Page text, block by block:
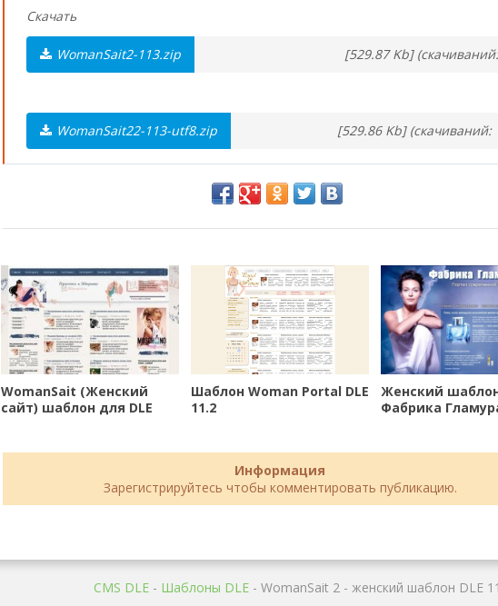
Скачать
WomanSait2-113.zip [529.87 Kb]
WomanSait22-113-utf8.zip [529.86 Kb] (cкачиваний:
WomanSait (Женский
сайт) шаблон для DLE
Шаблон Woman Portal DLE
11.2
Женский
Фабрика
Информация
Зарегистрируйтесь чтобы комментировать публикацию.
CMS DLE - Шаблоны DLE - WomanSait 2 - женский шаблон DLE